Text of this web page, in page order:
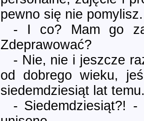
pewno się nie pomylisz.
- I co? Mam go
Zdeprawować?
- Nie, nie i jeszcze
od dobrego wieku,
siedemdziesiąt lat
- Siedemdziesiąt?! -